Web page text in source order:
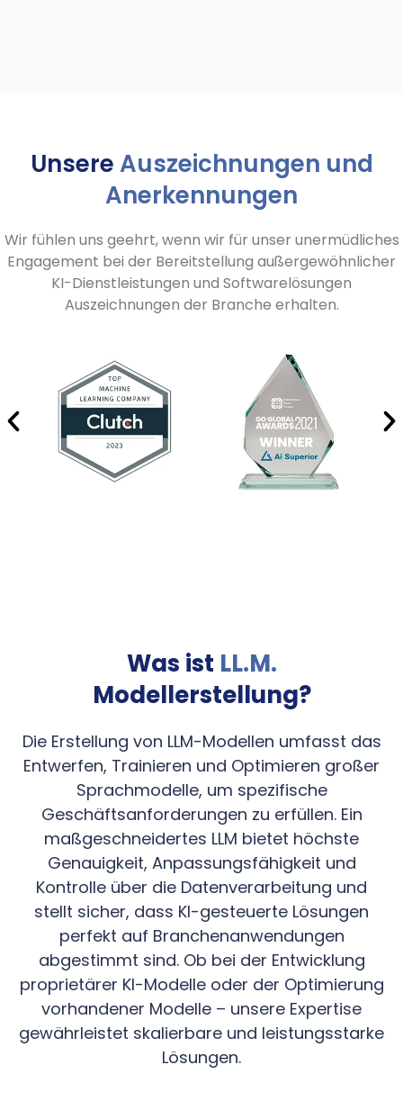
UnsereAuszeichnungen und
Anerkennungen
Wir fühlen uns geehrt, wenn wir für unser unermüdliches
Engagement bei der Bereitstellung außergewöhnlicher
KI-Dienstleistungen und Softwarelösungen
Auszeichnungen der Branche erhalten.
Was ist LL.M.
Modellerstellung?
Die Erstellung von LLM-Modellen umfasst das
Entwerfen, Trainieren und Optimieren großer
Sprachmodelle, um spezifische
Geschäftsanforderungen zu erfüllen. Ein
maßgeschneidertes LLM bietet höchste
Genauigkeit, Anpassungsfähigkeit und
Kontrolle über die Datenverarbeitung und
stellt sicher, dass KI-gesteuerte Lösungen
perfekt auf Branchenanwendungen
abgestimmt sind. Ob bei der Entwicklung
proprietärer KI-Modelle oder der Optimierung
vorhandener Modelle – unsere Expertise
gewährleistet skalierbare und leistungsstarke
Lösungen.